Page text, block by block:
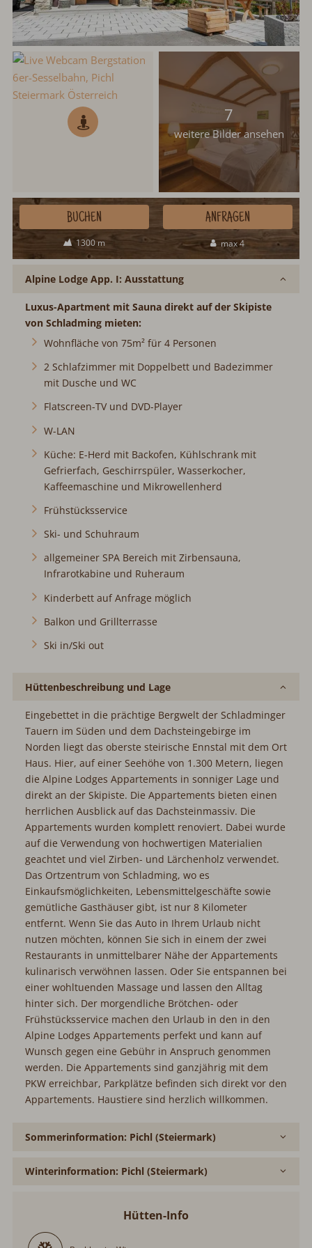
7
weitere Bilder ansehen
1300 m max 4
BUCHEN ANFRAGEN
Alpine Lodge App. I: Ausstattung
Luxus-Apartment mit Sauna direkt auf der Skipiste
von Schladming mieten:
Wohnfläche von 75m² für 4 Personen
2 Schlafzimmer mit Doppelbett und Badezimmer
mit Dusche und WC
Flatscreen-TV und DVD-Player
W-LAN
Küche: E-Herd mit Backofen, Kühlschrank mit
Gefrierfach, Geschirrspüler, Wasserkocher,
Kaffeemaschine und Mikrowellenherd
Frühstücksservice
Ski- und Schuhraum
allgemeiner SPA Bereich mit Zirbensauna,
Infrarotkabine und Ruheraum
Kinderbett auf Anfrage möglich
Balkon und Grillterrasse
Ski in/Ski out
Hüttenbeschreibung und Lage
Eingebettet in die prächtige Bergwelt der Schladminger
Tauern im Süden und dem Dachsteingebirge im
Norden liegt das oberste steirische Ennstal mit dem Ort
Haus. Hier, auf einer Seehöhe von 1.300 Metern, liegen
die Alpine Lodges Appartements in sonniger Lage und
direkt an der Skipiste. Die Appartements bieten einen
herrlichen Ausblick auf das Dachsteinmassiv. Die
Appartements wurden komplett renoviert. Dabei wurde
auf die Verwendung von hochwertigen Materialien
geachtet und viel Zirben- und Lärchenholz verwendet.
Das Ortzentrum von Schladming, wo es
Einkaufsmöglichkeiten, Lebensmittelgeschäfte sowie
gemütliche Gasthäuser gibt, ist nur 8 Kilometer
entfernt. Wenn Sie das Auto in Ihrem Urlaub nicht
nutzen möchten, können Sie sich in einem der zwei
Restaurants in unmittelbarer Nähe der Appartements
kulinarisch verwöhnen lassen. Oder Sie entspannen bei
einer wohltuenden Massage und lassen den Alltag
hinter sich. Der morgendliche Brötchen- oder
Frühstücksservice machen den Urlaub in den in den
Alpine Lodges Appartements perfekt und kann auf
Wunsch gegen eine Gebühr in Anspruch genommen
werden. Die Appartements sind ganzjährig mit dem
PKW erreichbar, Parkplätze befinden sich direkt vor den
Appartements. Haustiere sind herzlich willkommen.
Sommerinformation: Pichl (Steiermark)
Winterinformation: Pichl (Steiermark)
Hütten-Info